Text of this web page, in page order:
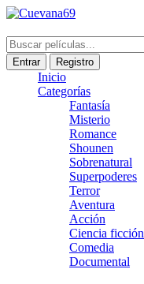
Entrar Registro
Inicio
Categorías
Fantasía
Misterio
Romance
Shounen
Sobrenatural
Superpoderes
Terror
Aventura
Acción
Ciencia ficción
Comedia
Documental